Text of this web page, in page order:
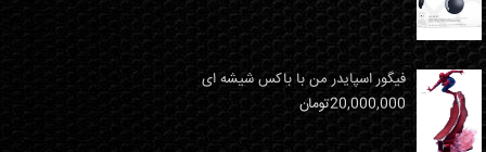
فیگور اسپایدر من با باکس شیشه ای
20,000,000تومان